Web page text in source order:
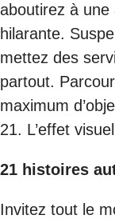
aboutirez à une
hilarante.
mettez des
partout.
maximum
21. L’effet
21 histoires
Invitez tout le